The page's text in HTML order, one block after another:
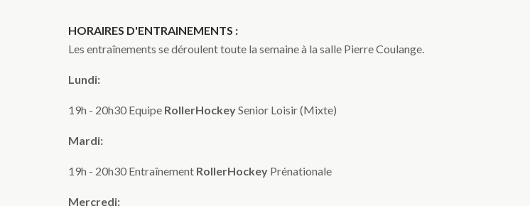
HORAIRES D'ENTRAINEMENTS :
Les entraînements se déroulent toute la semaine à la salle Pierre Coulange.
Lundi:
19h - 20h30 Equipe RollerHockeySenior Loisir (Mixte)
Mardi:
19h - 20h30 Entraînement RollerHockey Prénationale
Mercredi: